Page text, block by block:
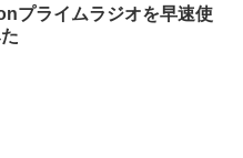
プライムラジオを早速使